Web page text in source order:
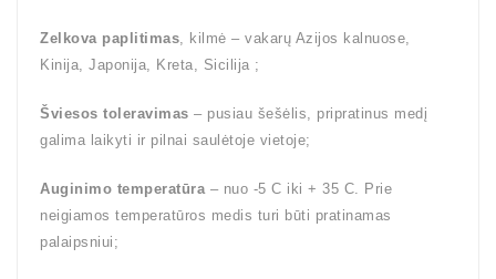
Zelkova paplitimas, kilmė – vakarų Azijos kalnuose,
Kinija, Japonija, Kreta, Sicilija ;
Šviesos toleravimas – pusiau šešėlis, pripratinus medį
galima laikyti ir pilnai saulėtoje vietoje;
Auginimo temperatūra– nuo -5 C iki + 35 C. Prie
neigiamos temperatūros medis turi būti pratinamas
palaipsniui;